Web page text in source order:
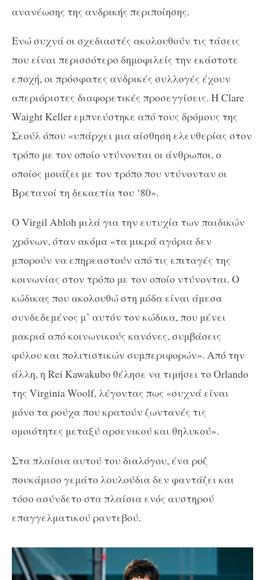
ανανέωσης της ανδρικής περιποίησης.
Ενώ συχνά οι σχεδιαστές ακολουθούν τις τάσεις
που είναι περισσότερο δημοφιλείς την εκάστοτε
εποχή, οι πρόσφατες ανδρικές συλλογές έχουν
απεριόριστες διαφορετικές προσεγγίσεις. Η Clare
Waight Keller εμπνεύστηκε από τους δρόμους της
Σεούλ όπου «υπάρχει μια αίσθηση ελευθερίας στον
τρόπο με τον οποίο ντύνονται οι άνθρωποι, ο
οποίος μοιάζει με τον τρόπο που ντύνονταν οι
Βρετανοί τη δεκαετία του ‘80».
Ο Virgil Abloh μιλά για την ευτυχία των παιδικών
χρόνων, όταν ακόμα «τα μικρά αγόρια δεν
μπορούν να επηρεαστούν από τις επιταγές της
κοινωνίας στον τρόπο με τον οποίο ντύνονται. Ο
κώδικας που ακολουθώ στη μόδα είναι άμεσα
συνδεδεμένος μ’ αυτόν τον κώδικα, που μένει
μακριά από κοινωνικούς κανόνες, συμβάσεις
φύλου και πολιτιστικών συμπεριφορών». Από την
άλλη, η Rei Kawakubo θέλησε να τιμήσει το Orlando
της Virginia Woolf, λέγοντας πως «συχνά είναι
μόνο τα ρούχα που κρατούν ζωντανές τις
ομοιότητες μεταξύ αρσενικού και θηλυκού».
Στα πλαίσια αυτού του διαλόγου, ένα ροζ
πουκάμισο γεμάτο λουλούδια δεν φαντάζει και
τόσο ασύνδετο στα πλαίσια ενός αυστηρού
επαγγελματικού ραντεβού.